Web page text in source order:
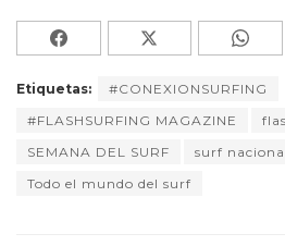
Etiquetas:
#CONEXIONSURFING
#FLASHSURFING MAGAZINE
SEMANA DEL SURF
surf
Todo el mundo del surf